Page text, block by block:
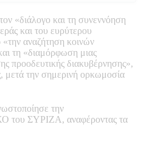
«διάλογο και τη συνεννόηση
και του ευρύτερου
αναζήτηση κοινών
τη «διαμόρφωση μιας
προοδευτικής διακυβέρνησης»,
μετά την σημερινή ορκωμοσία
την
του ΣΥΡΙΖΑ, αναφέροντας τα